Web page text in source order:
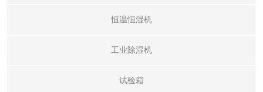
恒温恒湿机
工业除湿机
试验箱